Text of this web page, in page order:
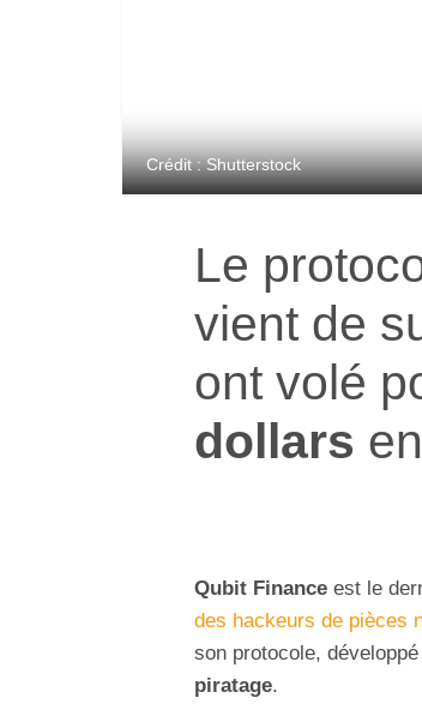
Crédit : Shutterstock
Le
vient de
ont volé
dollars en
Qubit Finance est le
des hackeurs de pièces
son protocole,
piratage.